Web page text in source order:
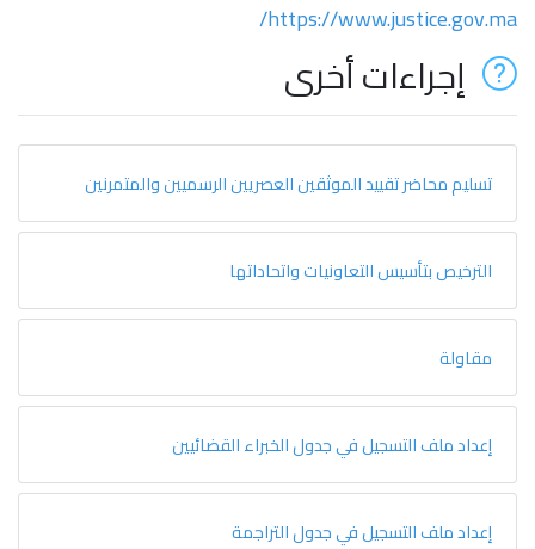
https://www.justice.gov.ma/
إجراءات أخرى
تسليم محاضر تقييد الموثقين العصريين الرسميين والمتمرنين
الترخيص بتأسيس التعاونيات واتحاداتها
مقاولة
إعداد ملف التسجيل في جدول الخبراء القضائيين
إعداد ملف التسجيل في جدول التراجمة